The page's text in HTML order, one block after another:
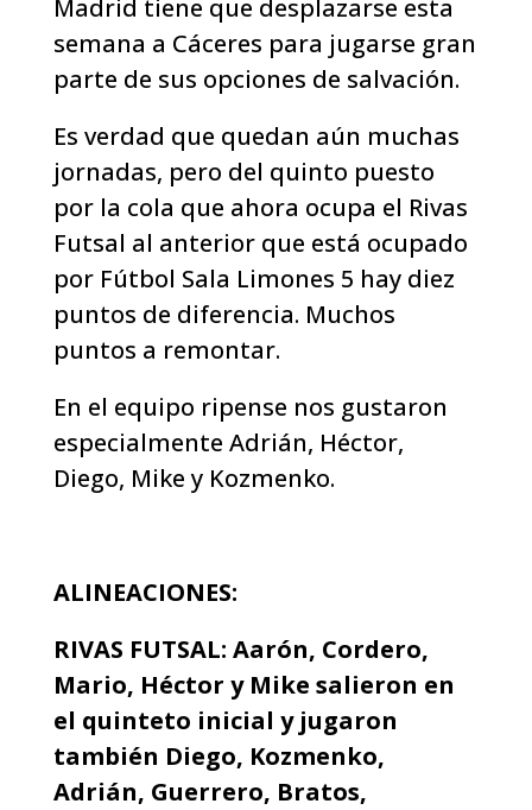
Madrid tiene que desplazarse esta
semana a Cáceres para jugarse gran
parte de sus opciones de salvación.
Es verdad que quedan aún muchas
jornadas, pero del quinto puesto
por la cola que ahora ocupa el Rivas
Futsal al anterior que está ocupado
por Fútbol Sala Limones 5 hay diez
puntos de diferencia. Muchos
puntos a remontar.
En el equipo ripense nos gustaron
especialmente Adrián, Héctor,
Diego, Mike y Kozmenko.
ALINEACIONES:
RIVAS FUTSAL: Aarón, Cordero,
Mario, Héctor y Mike salieron en
el quinteto inicial y jugaron
también Diego, Kozmenko,
Adrián, Guerrero, Bratos,